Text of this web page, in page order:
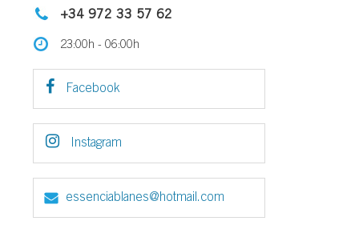
+34 972 33 57 62
23:00h - 06:00h
Facebook
Instagram
essenciablanes@hotmail.com